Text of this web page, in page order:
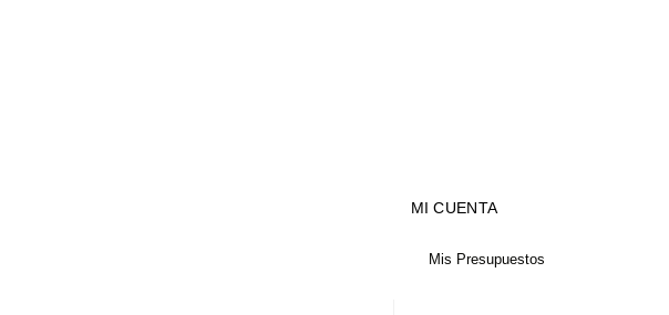
MI CUENTA
Mis Presupuestos